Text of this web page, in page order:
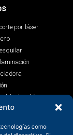
como
por láser
láser